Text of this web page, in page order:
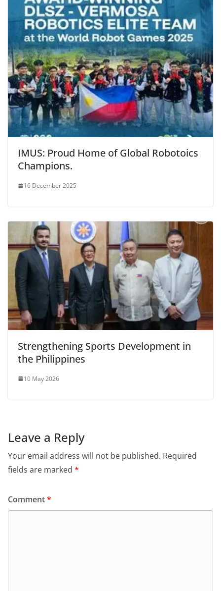
IMUS: Proud Home of Global Robotoics
Champions.
16 December 2025
Strengthening Sports Development in
the Philippines
10 May 2026
Leave a Reply
Your email address will not be published. Required
fields are marked *
Comment*